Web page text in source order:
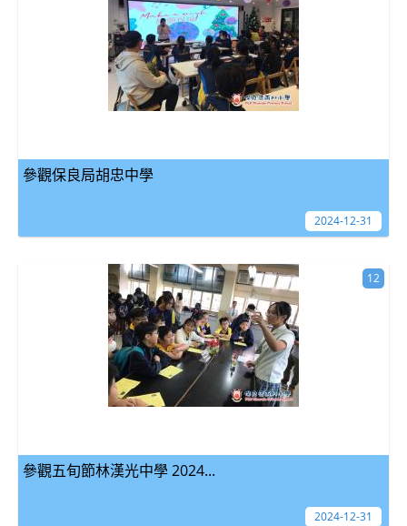
參觀保良局胡忠中學
2024-12-31
參觀五旬節林漢光中學 2024...
12
2024-12-31